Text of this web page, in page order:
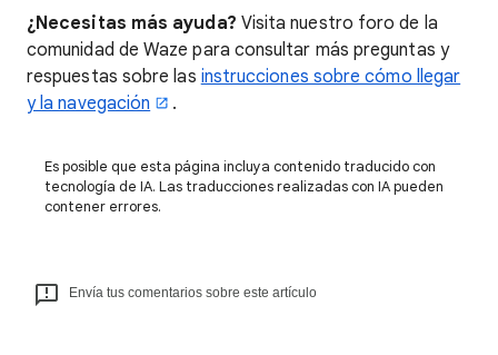
¿Necesitas más ayuda? Visita nuestro foro de la
comunidad de Waze para consultar más preguntas y
respuestas sobre las instrucciones sobre cómo llegar
y la navegación
.
Es posible que esta página incluya contenido traducido con
tecnología de IA. Las traducciones realizadas con IA pueden
contener errores.
Envía tus comentarios sobre este artículo